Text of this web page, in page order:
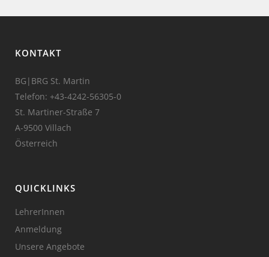
KONTAKT
BG|BRG St. Martin
Telefon: +43-4242-56305-0
St. Martiner-Straße 7
A-9500 Villach
Österreich
QUICKLINKS
LehrerInnen
Anmeldung
Unsere Angebote